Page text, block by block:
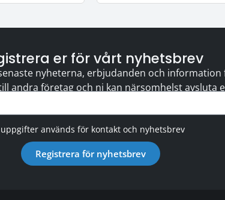
er för vårt nyhetsbrev
nyheterna, erbjudanden och information
andra företag och ni kan närsomhelst avsluta
används för kontakt och nyhetsbrev
Registrera för nyhetsbrev